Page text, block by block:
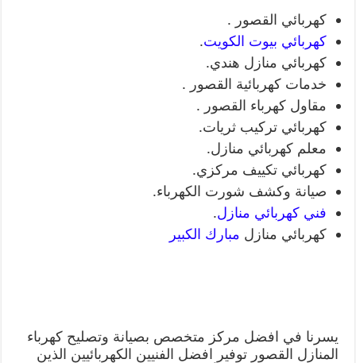
كهربائي القصور .
كهربائي بيوت الكويت.
كهربائي منازل هندي.
خدمات كهربائية القصور .
مقاول كهرباء القصور .
كهربائي تركيب ثريات.
معلم كهربائي منازل.
كهربائي تكييف مركزي.
صيانة وكشف شورت الكهرباء.
فني كهربائي منازل.
كهربائي منازل مبارك الكبير
يسرنا في افضل مركز متخصص بصيانة وتصليح كهرباء
المنازل القصور توفير افضل الفنيين الكهربائيين الذين